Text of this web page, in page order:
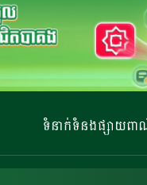
ទំនាក់ទំនងផ្សាយពាណិជ្ជក